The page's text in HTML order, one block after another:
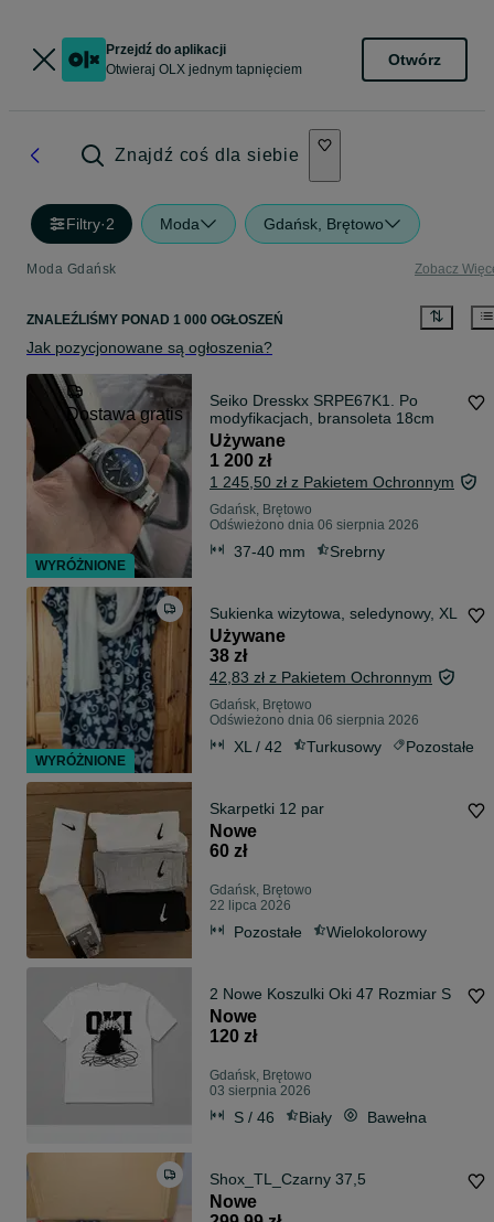
Przejdź do aplikacji
Otwieraj OLX jednym tapnięciem
Otwórz
Znajdź coś dla siebie
Filtry·2 Moda Gdańsk, Brętowo
Moda Gdańsk Zobacz
ZNALEŹLIŚMY PONAD 1 000 OGŁOSZEŃ
Jak pozycjonowane są ogłoszenia?
Dostawa gratis
Seiko Dresskx SRPE67K1. Po
modyfikacjach, bransoleta 18cm
Używane
1 200 zł
1 245,50 zł z Pakietem Ochronnym
Gdańsk, Brętowo
Odświeżono dnia 06 sierpnia 2026
37-40 mm Srebrny
Sukienka wizytowa, seledynowy, XL
Używane
38 zł
42,83 zł z Pakietem Ochronnym
Gdańsk, Brętowo
Odświeżono dnia 06 sierpnia 2026
XL / 42 Turkusowy Pozostałe
Skarpetki 12 par
Nowe
60 zł
Gdańsk, Brętowo
22 lipca 2026
Pozostałe Wielokolorowy
2 Nowe Koszulki Oki 47 Rozmiar S
Nowe
120 zł
Gdańsk, Brętowo
03 sierpnia 2026
S / 46 Biały Bawełna
Shox_TL_Czarny 37,5
Nowe
WYRÓŻNIONE
WYRÓŻNIONE